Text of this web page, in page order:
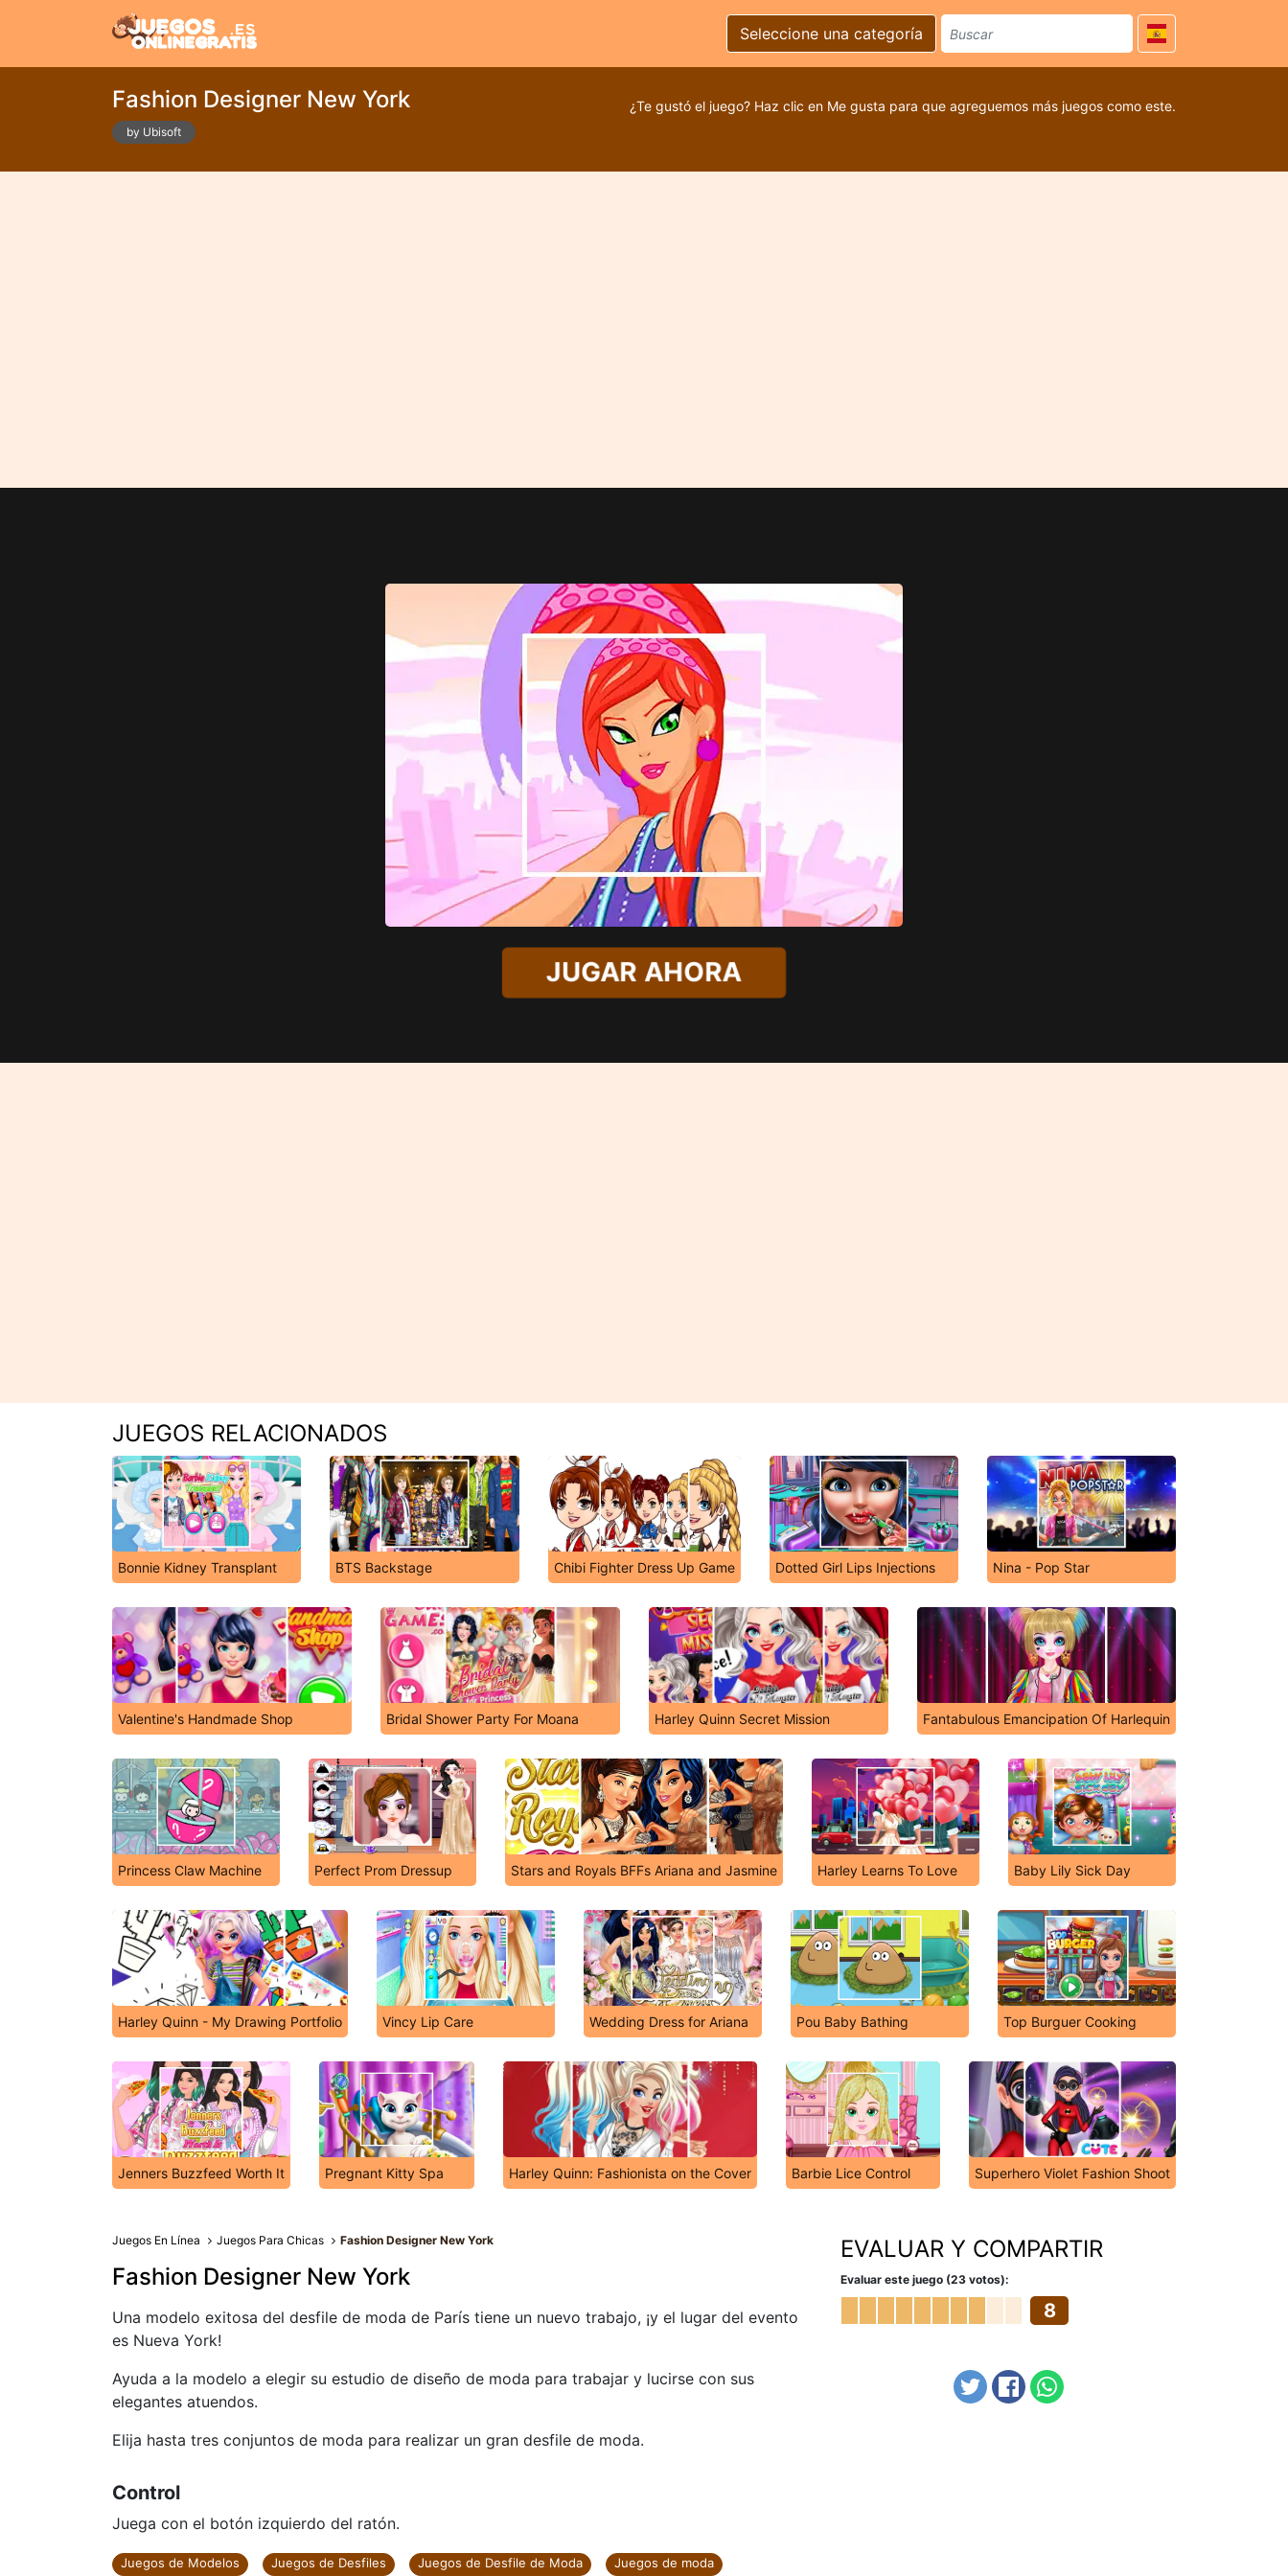
Seleccione una categoría
Fashion Designer New York
by Ubisoft
¿Te gustó el juego? Haz clic en Me gusta para que agreguemos más juegos como este.
JUGAR AHORA
JUEGOS RELACIONADOS
Bonnie Kidney Transplant BTS Backstage Chibi Fighter Dress Up Game Dotted Girl Lips Injections Nina - Pop Star
Valentine's Handmade Shop Bridal Shower Party For Moana Harley Quinn Secret Mission Fantabulous Emancipation Of Harlequin
Princess Claw Machine Perfect Prom Dressup Stars and Royals BFFs Ariana and Jasmine Harley Learns To Love Baby Lily Sick Day
Harley Quinn - My Drawing Portfolio Vincy Lip Care Wedding Dress for Ariana Pou Baby Bathing Top Burguer Cooking
Jenners Buzzfeed Worth It Pregnant Kitty Spa Harley Quinn: Fashionista on the Cover Barbie Lice Control Superhero Violet Fashion Shoot
Juegos En Línea Juegos Para Chicas Fashion Designer New York
Fashion Designer New York
Una modelo exitosa del desfile de moda de París tiene un nuevo trabajo, ¡y el lugar del evento
es Nueva York!
Ayuda a la modelo a elegir su estudio de diseño de moda para trabajar y lucirse con sus
elegantes atuendos.
Elija hasta tres conjuntos de moda para realizar un gran desfile de moda.
Control
Juega con el botón izquierdo del ratón.
Juegos de Modelos Juegos de Desfiles Juegos de Desfile de Moda
Juegos de moda
EVALUAR Y COMPARTIR
Evaluar este juego (23 votos):
8